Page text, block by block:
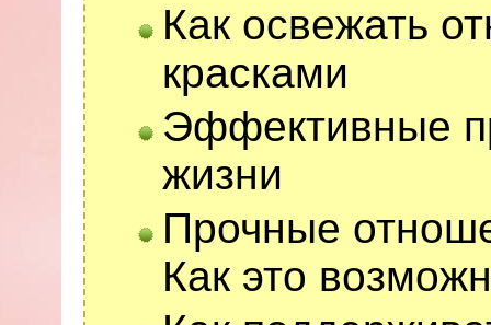
Как освежать
красками
Эффективные
жизни
Прочные
Как это